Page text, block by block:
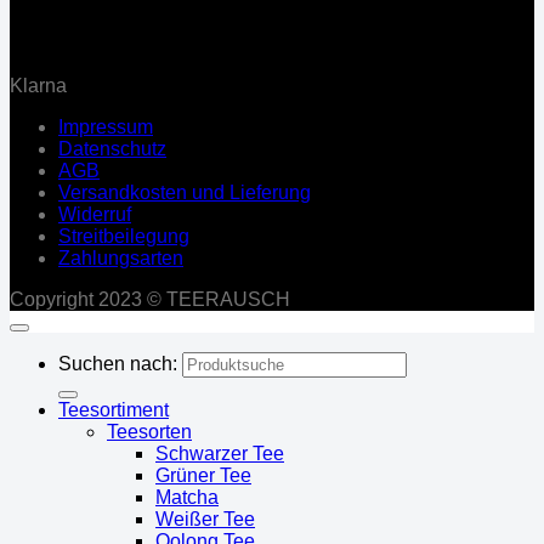
Klarna
Impressum
Datenschutz
AGB
Versandkosten und Lieferung
Widerruf
Streitbeilegung
Zahlungsarten
Copyright 2023 © TEERAUSCH
Suchen nach:
Teesortiment
Teesorten
Schwarzer Tee
Grüner Tee
Matcha
Weißer Tee